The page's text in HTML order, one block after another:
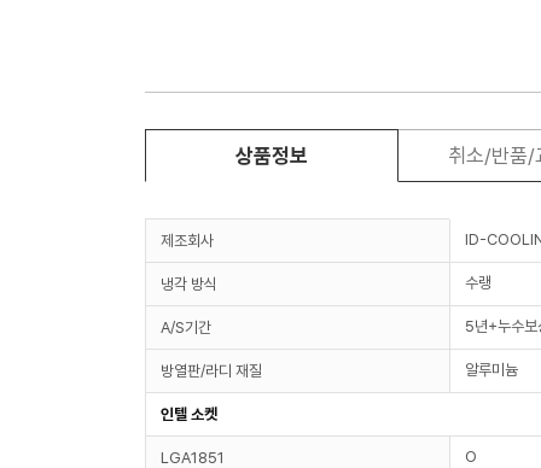
상품정보 취소/반품/
제조회사 ID-
냉각 방식 수랭
A/S기간 5년+누수보
방열판/라디 재질 알루미늄
인텔 소켓
LGA1851 O